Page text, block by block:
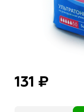
131 ₽